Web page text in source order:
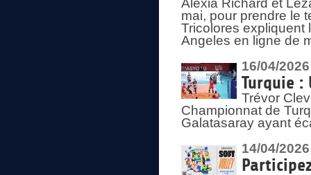
Alexia Richard et
mai, pour prendre le
Tricolores expliquent
Angeles en ligne de
16/04/2026
Turquie :
Trévor
Championnat de
Galatasaray ayant
14/04/2026